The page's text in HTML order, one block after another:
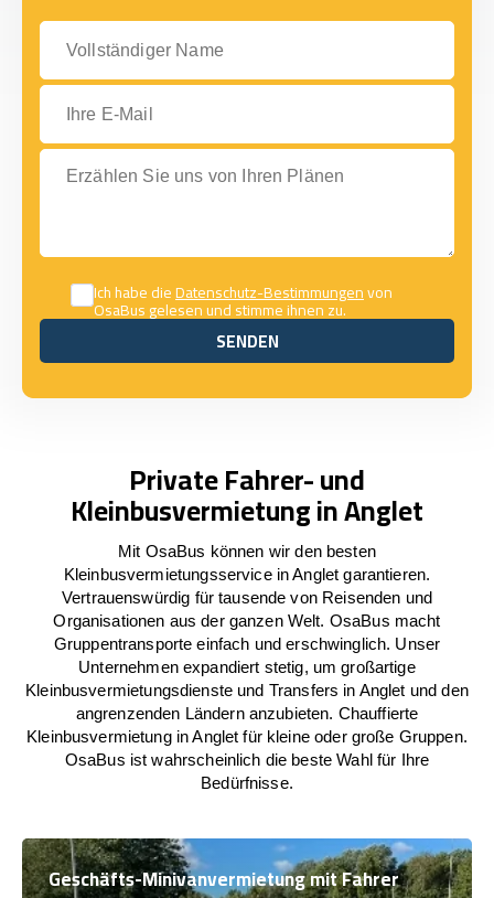
Vollständiger Name
Ihre E-Mail
Erzählen Sie uns von Ihren Plänen
Ich habe dieDatenschutz-Bestimmungenvon
OsaBus gelesen und stimme ihnen zu.
SENDEN
SENDEN
Private Fahrer- und
Kleinbusvermietung in Anglet
Mit OsaBus können wir den besten
Kleinbusvermietungsservice in Anglet garantieren.
Vertrauenswürdig für tausende von Reisenden und
Organisationen aus der ganzen Welt. OsaBus macht
Gruppentransporte einfach und erschwinglich. Unser
Unternehmen expandiert stetig, um großartige
Kleinbusvermietungsdienste und Transfers in Anglet und den
angrenzenden Ländern anzubieten. Chauffierte
Kleinbusvermietung in Anglet für kleine oder große Gruppen.
OsaBus ist wahrscheinlich die beste Wahl für Ihre
Bedürfnisse.
Geschäfts-Minivanvermietung mit Fahrer